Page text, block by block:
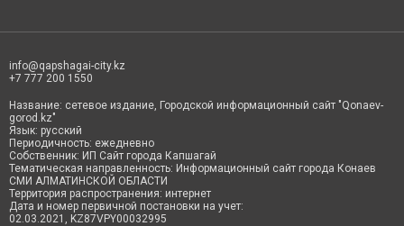
info@qapshagai-city.kz
+7 777 200 1550
Название: сетевое издание, Городской информационный сайт "Qonaev-
gorod.kz"
Язык: русский
Периодичность: ежедневно
Собственник: ИП Сайт города Капшагай
Тематическая направленность: Информационный сайт города Конаев
СМИ АЛМАТИНСКОЙ ОБЛАСТИ
Территория распространения: интернет
Дата и номер первичной постановки на учет:
02.03.2021, KZ87VPY00032995